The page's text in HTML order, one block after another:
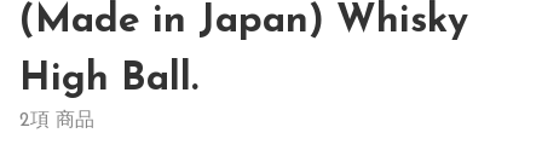
(Made in Japan) Whisky
High Ball.
2項 商品